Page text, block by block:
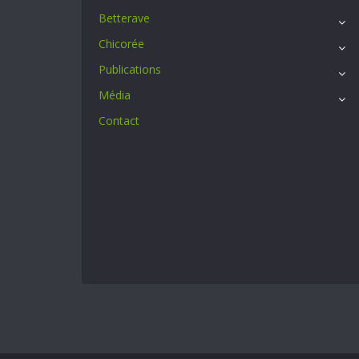
Betterave
Chicorée
Publications
Média
Contact